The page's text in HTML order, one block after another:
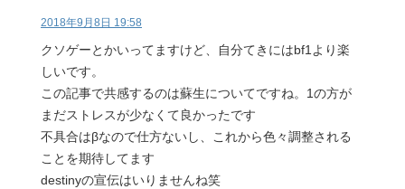
2018年9月8日 19:58
クソゲーとかいってますけど、自分てきにはbf1より楽
しいです。
この記事で共感するのは蘇生についてですね。1の方が
まだストレスが少なくて良かったです
不具合はβなので仕方ないし、これから色々調整される
ことを期待してます
destinyの宣伝はいりませんね笑